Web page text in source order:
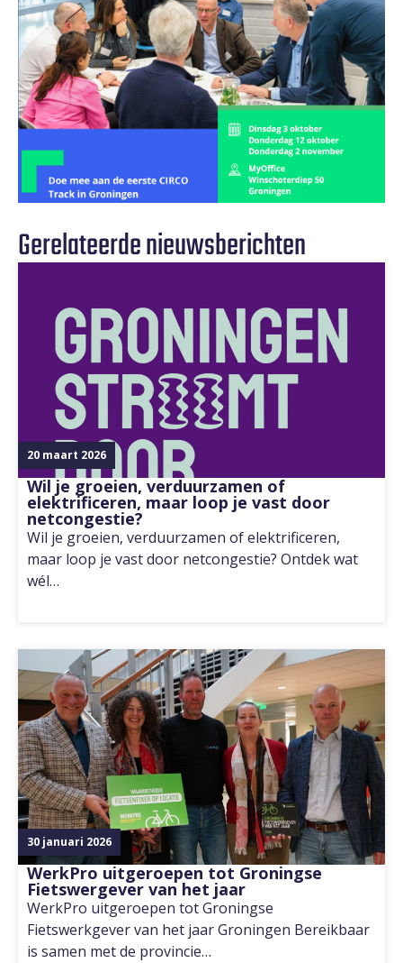
Gerelateerde nieuwsberichten
20 maart 2026
Wil je groeien, verduurzamen of
elektrificeren, maar loop je vast door
netcongestie?
Wil je groeien, verduurzamen of elektrificeren,
maar loop je vast door netcongestie? Ontdek wat
wél…
30 januari 2026
WerkPro uitgeroepen tot Groningse
Fietswergever van het jaar
WerkPro uitgeroepen tot Groningse
Fietswerkgever van het jaar Groningen Bereikbaar
is samen met de provincie…